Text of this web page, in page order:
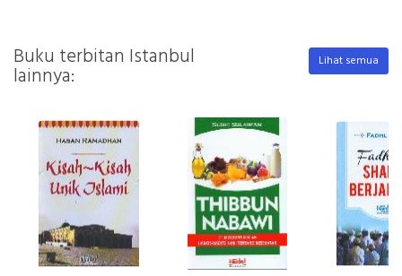
Buku terbitan Istanbul
lainnya:
Lihat semua